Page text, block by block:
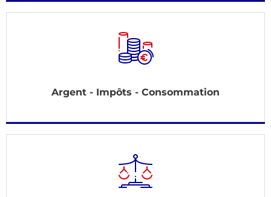
Argent - Impôts - Consommation